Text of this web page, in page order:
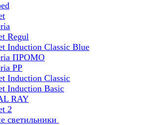
Regul
Induction Classic Blue
ПРОМО
PP
Induction Classic
Induction Basic
RAY
2
светильники